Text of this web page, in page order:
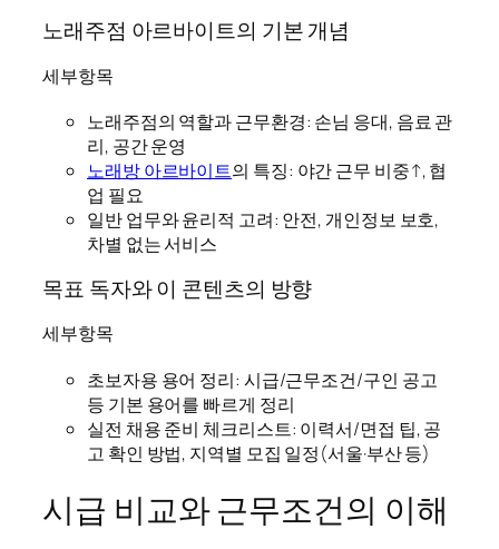
노래주점 아르바이트의 기본 개념
세부항목
노래주점의 역할과 근무환경: 손님 응대, 음료 관
리, 공간 운영
노래방 아르바이트의 특징: 야간 근무 비중↑, 협
업 필요
일반 업무와 윤리적 고려: 안전, 개인정보 보호,
차별 없는 서비스
목표 독자와 이 콘텐츠의 방향
세부항목
초보자용 용어 정리: 시급/근무조건/구인 공고
등 기본 용어를 빠르게 정리
실전 채용 준비 체크리스트: 이력서/면접 팁, 공
고 확인 방법, 지역별 모집 일정(서울·부산 등)
시급 비교와 근무조건의 이해